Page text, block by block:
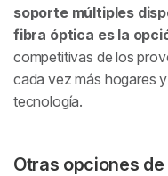
soporte múltiples
fibra óptica es la
competitivas de los
cada vez más hogares
tecnología.
Otras opciones